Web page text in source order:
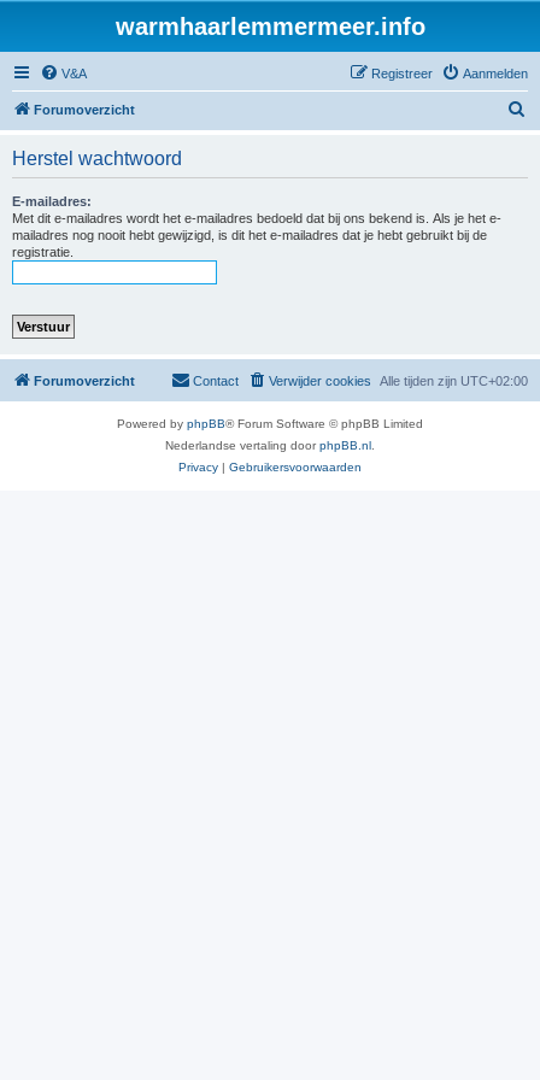
warmhaarlemmermeer.info
V&A Aanmelden
Registreer
Forumoverzicht
Herstel wachtwoord
E-mailadres:
Met dit e-mailadres wordt het e-mailadres bedoeld dat bij ons bekend is. Als je het e-
mailadres nog nooit hebt gewijzigd, is dit het e-mailadres dat je hebt gebruikt bij de
registratie.
Forumoverzicht Alle tijden zijn UTC+02:00
Verwijder cookies
Contact
Powered by phpBB® Forum Software © phpBB Limited
Nederlandse vertaling doorphpBB.nl
Privacy | Gebruikersvoorwaarden